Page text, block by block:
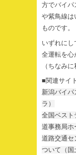
方でバイパ
や紫鳥線は
ものです。
いずれに
全運転を心
（ちなみ
■関連サイト
新潟バイパ
ラ）
全国ベスト
道事務局ホ
道路交通セ
ついて（国